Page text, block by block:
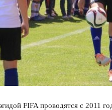
FIFA проводятся с 2011